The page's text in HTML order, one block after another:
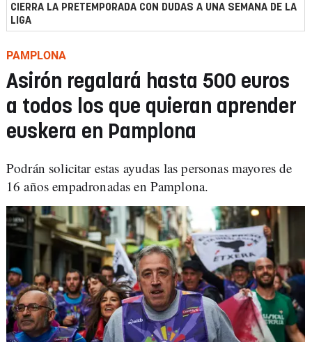
CIERRA LA PRETEMPORADA CON DUDAS A UNA SEMANA DE LA
LIGA
PAMPLONA
Asirón regalará hasta 500 euros
a todos los que quieran aprender
euskera en Pamplona
Podrán solicitar estas ayudas las personas mayores de
16 años empadronadas en Pamplona.